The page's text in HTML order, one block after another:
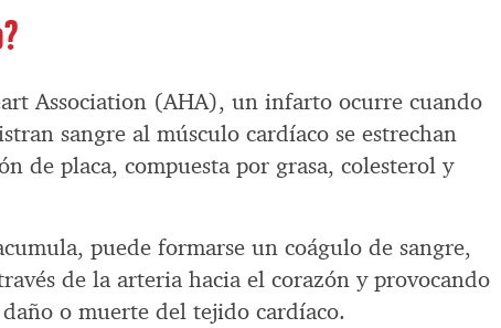
Association (AHA), un infarto ocurre cuando
sangre al músculo cardíaco se estrechan
de placa, compuesta por grasa, colesterol y
puede formarse un coágulo de sangre,
de la arteria hacia el corazón y provocando
o muerte del tejido cardíaco.